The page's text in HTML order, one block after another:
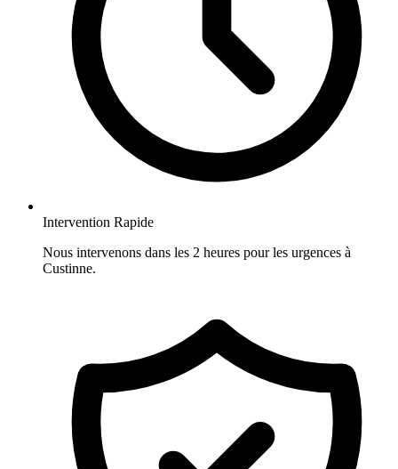
Intervention Rapide
Nous intervenons dans les 2 heures pour les urgences à
Custinne.